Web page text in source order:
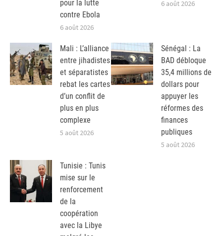
pour la lutte
contre Ebola
6 août 2026
6 août 2026
Mali : L’alliance
entre jihadistes
et séparatistes
rebat les cartes
d’un conflit de
plus en plus
complexe
5 août 2026
Sénégal : La
BAD débloque
35,4 millions de
dollars pour
appuyer les
réformes des
finances
publiques
5 août 2026
Tunisie : Tunis
mise sur le
renforcement
de la
coopération
avec la Libye